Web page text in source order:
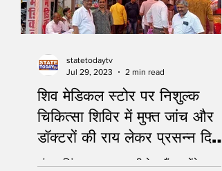
शिव मेडिकल स्टोर पर निशुल्क
चिकित्सा शिविर में मुफ्त जांच और
डॉक्टरों की राय लेकर प्रसन्न दिखे
लोग
अंकुश सिंघल का वादा- फ्री हेल्थकैंप लगेंगे ज्यादा
statetodaytv
Jul 29, 2023
2 min read